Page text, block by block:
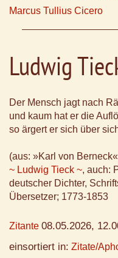
Marcus Tullius Cicero
Ludwig
Der Mensch jagt nach
und kaum hat er die
so ärgert er sich über
(aus: »Karl von
~ Ludwig Tieck ~, auch:
deutscher Dichter,
Übersetzer; 1773-1853
Zitante 08.05.2026,
einsortiert in: Zitate/